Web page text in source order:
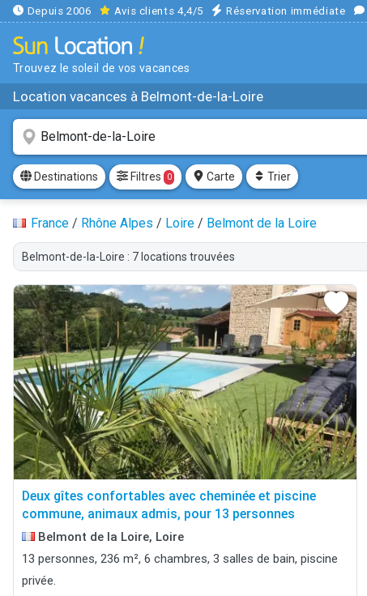
Depuis 2006 Avis clients 4,4/5 Réservation immédiate
Trouvez le soleil de vos vacances
Location vacances à Belmont-de-la-Loire
Destinations Filtres 0 Carte Trier
France / Rhône Alpes / Loire / Belmont de la Loire
Belmont-de-la-Loire : 7 locations trouvées
Deux gîtes confortables avec cheminée et piscine
commune, animaux admis, pour 13 personnes
Belmont de la Loire, Loire
13 personnes, 236 m², 6 chambres, 3 salles de bain, piscine
privée.